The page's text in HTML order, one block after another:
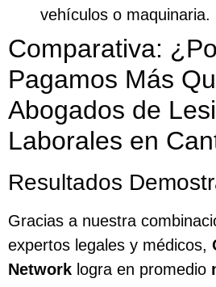
vehículos o maquinaria.
Comparativa:
Pagamos Más
Abogados de
Laborales en
Resultados
Gracias a nuestra
expertos legales y médicos,
Network logra en promedio